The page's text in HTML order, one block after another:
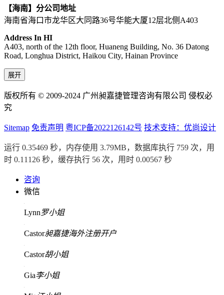
【海南】分公司地址
海南省海口市龙华区大同路36号华能大厦12层北侧A403
Address In HI
A403, north of the 12th floor, Huaneng Building, No. 36 Datong
Road, Longhua District, Haikou City, Hainan Province
展开
版权所有 © 2009-2024 广州昶嘉捷管理咨询有限公司 侵权必
究
Sitemap 免责声明 粤ICP备2022126142号 技术支持：优尚设计
运行 0.35469 秒，内存使用 3.79MB，数据库执行 759 次，用
时 0.11126 秒，缓存执行 56 次，用时 0.00567 秒
咨询
微信
Lynn罗小姐
Castor昶嘉捷海外注册开户
Castor胡小姐
Gia李小姐